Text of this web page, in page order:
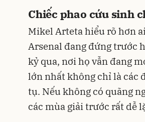
Chiếc phao cứu sinh
Mikel Arteta hiểu rõ hơn
Arsenal đang đứng trước
kỷ qua, nơi họ vẫn đang
lớn nhất không chỉ là các
tụ. Nếu không có quãng
các mùa giải trước rất dễ